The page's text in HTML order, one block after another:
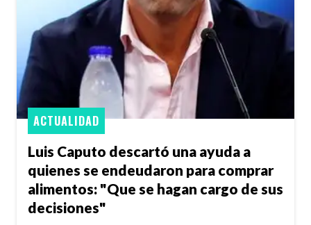
Luis Caputo descartó una ayuda a
quienes se endeudaron para comprar
alimentos: "Que se hagan cargo de sus
decisiones"
ACTUALIDAD